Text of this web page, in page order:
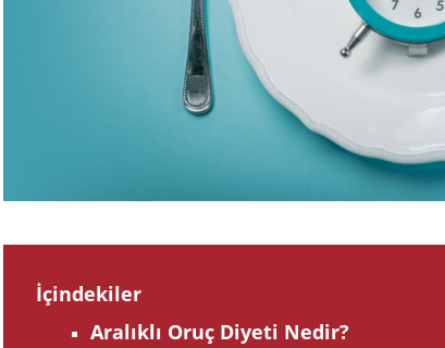
İçindekiler
Aralıklı Oruç Diyeti Nedir?